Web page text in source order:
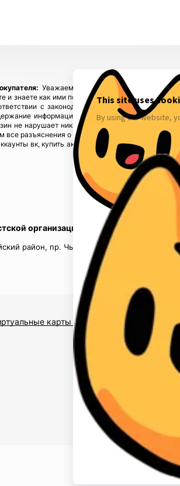
Уважаемые покупатели,
знаете как ими пользоваться! Если у Вас
с законодательством! Магазин
информации), предупреждая, что в
нарушает никаких законов и не каких прав
разъяснения о происхождении товаров. Мы
вк, купить аккаунты инстаграм, купить
организацией в России.
район, пр. Чынгыз Айтматов, д.16,
карты $2,5 Накрутка